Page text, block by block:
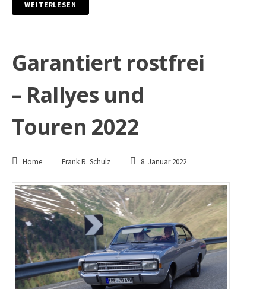
WEITERLESEN
Garantiert rostfrei
– Rallyes und
Touren 2022
Home Frank R. Schulz 8. Januar 2022